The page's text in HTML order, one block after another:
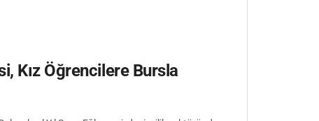
Kız Öğrencilere Bursla